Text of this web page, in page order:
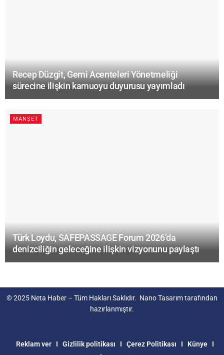
Recep Düzgit, Gemi Acenteleri Yönetmeliği
sürecine ilişkin kamuoyu duyurusu yayımladı
MANŞET
Türk Loydu, SAFEPASSAGE Forum 2026’da
denizciliğin geleceğine ilişkin vizyonunu paylaştı
© 2025 Neta Haber – Tüm Hakları Saklıdır. Nano Tasarımtarafından
hazırlanmıştır.
Reklam ver Gizlilik politikası Çerez Politikası
Künye